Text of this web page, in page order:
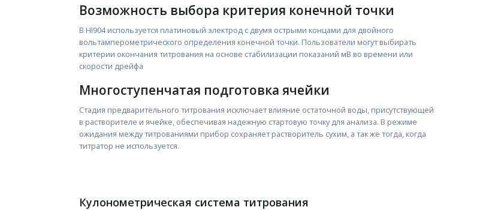
Возможность выбора критерия конечной точки
В HI904 используется платиновый электрод с двумя острыми концами для двойного
вольтамперометрического определения конечной точки. Пользователи могут выбирать
критерии окончания титрования на основе стабилизации показаний мВ во времени или
скорости дрейфа
Многоступенчатая подготовка ячейки
Стадия предварительного титрования исключает влияние остаточной воды, присутствующей
в растворителе и ячейке, обеспечивая надежную стартовую точку для анализа. В режиме
ожидания между титрованиями прибор сохраняет растворитель сухим, а так же тогда, когда
титратор не используется.
Кулонометрическая система титрования